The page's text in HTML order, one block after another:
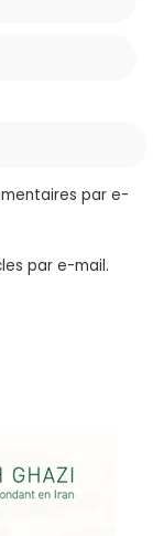
par e-
par e-mail.